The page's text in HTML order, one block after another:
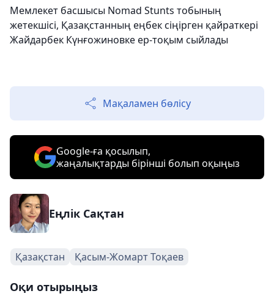
Мемлекет басшысы Nomad Stunts тобының
жетекшісі, Қазақстанның еңбек сіңірген қайраткері
Жайдарбек Күнғожиновке ер-тоқым сыйлады
Мақаламен бөлісу
Google-ға қосылып,
жаңалықтарды бірінші болып оқыңыз
Еңлік Сақтан
Қазақстан Қасым-Жомарт Тоқаев
Оқи отырыңыз